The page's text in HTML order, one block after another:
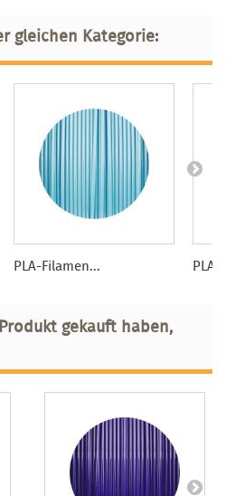
gleichen Kategorie:
PLA-Filamen...
gekauft haben,